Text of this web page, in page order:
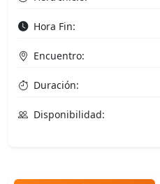
Hora Fin:
Encuentro:
Duración:
Disponibilidad: